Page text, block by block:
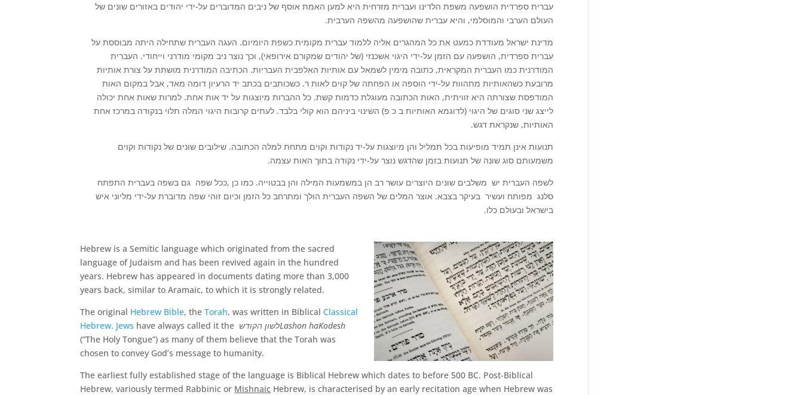
עברית ספרדית הושפעה משפת הלדינו ועברית מזרחית היא למען האמת אוסף של ניבים המדוברים על-ידי יהודים באזורים שונים של
העולם הערבי והמוסלמי, והיא עברית שהושפעה מהשפה הערבית.
מדינת ישראל מעודדת כמעט את כל המהגרים אליה ללמוד עברית מקומית כשפת היומיום. העגה העברית שתחילה היתה מבוססת על
עברית ספרדית, הושפעה עם הזמן על-ידי היגוי אשכנזי (של יהודים שמקורם אירופאי), וכך נוצר ניב מקומי מודרני וייחודי. העברית
המודרנית כמו העברית המקראית, כתובה מימין לשמאל עם אותיות האלפבית העבריות. הכתיבה המודרנית מושתת על צורת אותיות
מרובעת כשהאותיות מתהוות על-ידי הוספה או הפחתה של קוים לאות ר. כשכותבים בכתב יד הרעיון דומה מאד, אבל במקום האות
המודפסת שצורתה היא זוויתית, האות הכתובה מעוגלת כדמות קשת. כל ההברות מיוצגות על יד אות אחת. למרות שאות אחת יכולה
לייצג שני סוגים של היגוי (לדוגמא האותיות ב כ פ) השינוי ביניהם הוא קולי בלבד. לעתים קרובות היגוי המלה תלוי בנקודה במרכז אחת
האותיות, שנקראת דגש.
תנועות אינן תמיד מופיעות בכל תמליל והן מיוצגות על-יד נקודות וקוים מתחת למלה הכתובה. שילובים שונים של נקודות וקוים
משמעותם סוג שונה של תנועות בזמן שהדגש נוצר על-ידי נקודה בתוך האות עצמה.
לשפה העברית יש משלבים שונים היוצרים עושר רב הן במשמעות המילה והן בבטוייה. כמו כן ,ככל שפה גם בשפה בעברית התפתח
סלנג מפותח ועשיר בעיקר בצבא. אוצר המלים של השפה העברית הולך ומתרחב כל הזמן וכיום זוהי שפה מדוברת על-ידי מליוני איש
בישראל ובעולם כלו.
Hebrew is a Semitic language which originated from the sacred
language of Judaism and has been revived again in the hundred
years. Hebrew has appeared in documents dating more than 3,000
years back, similar to Aramaic, to which it is strongly related.
The original Hebrew Bible, theTorah, was written in BiblicalClassical
Hebrew. Jews have always called it the לשון הקודשLashon haKodesh
(“The Holy Tongue”) as many of them believe that the Torah was
chosen to convey God’s message to humanity.
The earliest fully established stage of the language is Biblical Hebrew which dates to before 500 BC. Post-Biblical
Hebrew, variously termed Rabbinic or Mishnaic Hebrew, is characterised by an early recitation age when Hebrew was